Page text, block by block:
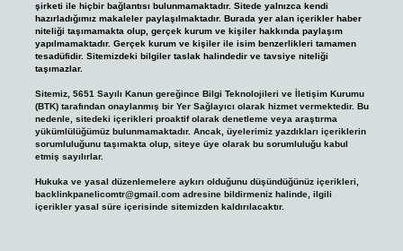
şirketi ile hiçbir bağlantısı bulunmamaktadır. Sitede yalnızca kendi
hazırladığımız makaleler paylaşılmaktadır. Burada yer alan içerikler haber
niteliği taşımamakta olup, gerçek kurum ve kişiler hakkında paylaşım
yapılmamaktadır. Gerçek kurum ve kişiler ile isim benzerlikleri tamamen
tesadüfidir. Sitemizdeki bilgiler taslak halindedir ve tavsiye niteliği
taşımazlar.
Sitemiz, 5651 Sayılı Kanun gereğince Bilgi Teknolojileri ve İletişim Kurumu
(BTK) tarafından onaylanmış bir Yer Sağlayıcı olarak hizmet vermektedir. Bu
nedenle, sitedeki içerikleri proaktif olarak denetleme veya araştırma
yükümlülüğümüz bulunmamaktadır. Ancak, üyelerimiz yazdıkları içeriklerin
sorumluluğunu taşımakta olup, siteye üye olarak bu sorumluluğu kabul
etmiş sayılırlar.
Hukuka ve yasal düzenlemelere aykırı olduğunu düşündüğünüz içerikleri,
backlinkpanelicomtr@gmail.comadresine bildirmeniz halinde, ilgili
içerikler yasal süre içerisinde sitemizden kaldırılacaktır.